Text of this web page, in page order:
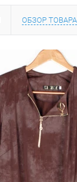
ОБЗОР ТОВАРА